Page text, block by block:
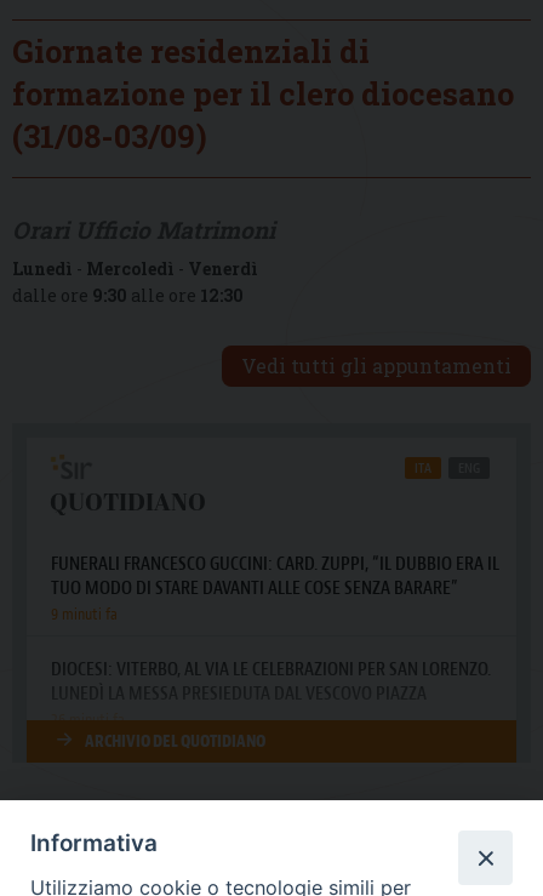
Giornate residenziali di
formazione per il clero diocesano
(31/08-03/09)
Lunedì - Mercoledì - Venerdì
dalle ore 9:30 alle ore 12:30
Vedi tutti gli appuntamenti
DIOCESI SUBURBICARIA DI ALBANO
Informativa
Utilizziamo cookie o tecnologie simili per